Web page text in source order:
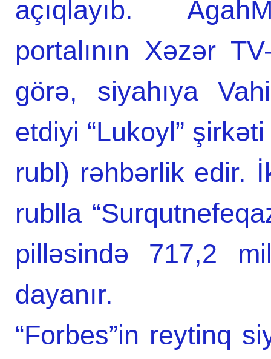
açıqlayıb.
portalının Xəzər
görə, siyahıya
etdiyi “Lukoyl”
rubl) rəhbərlik edir.
rublla
pilləsində 717,2
dayanır.
“Forbes”in reytinq